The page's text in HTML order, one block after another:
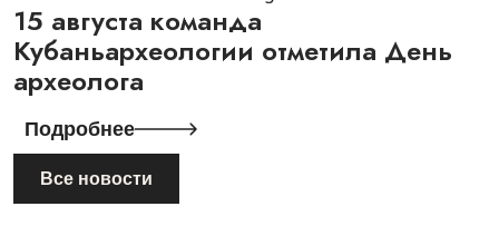
15 августа команда
Кубаньархеологии отметила День
археолога
Подробнее
Все новости